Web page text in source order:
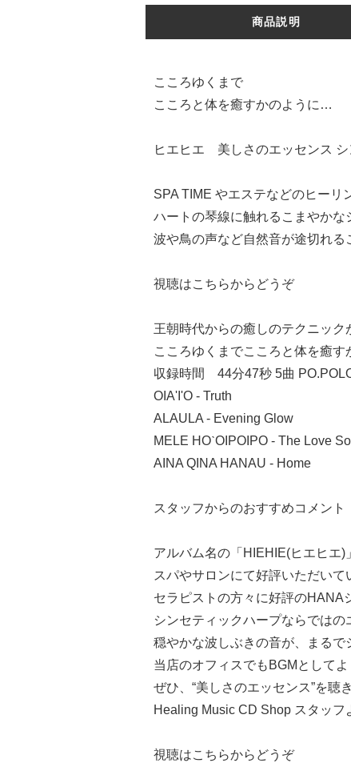
商品説明
こころゆくまで
こころと体を癒すかのように…
ヒエヒエ 美しさのエッセンス シ
SPA TIME やエステなどのヒーリ
ハートの琴線に触れるこまやか
波や鳥の声など自然音が途切れる
視聴はこちらからどうぞ
王朝時代からの癒しのテクニッ
こころゆくまでこころと体を癒す
収録時間 44分47秒 5曲
OIA'I'O - Truth
ALAULA - Evening Glow
MELE HOˋOIPOIPO - The Love
AINA QINA HANAU - Home
スタッフからのおすすめコメント
アルバム名の「HIEHIE(ヒエヒエ)
スパやサロンにて好評いただいて
セラピストの方々に好評のHANA
シンセティックハープならではの
穏やかな波しぶきの音が、まる
当店のオフィスでもBGMとして
ぜひ、“美しさのエッセンス”を聴
Healing Music CD Shop スタッフ
視聴はこちらからどうぞ